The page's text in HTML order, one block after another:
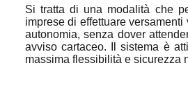
Si tratta di una modalità che
imprese di effettuare
autonomia, senza dover
avviso cartaceo. Il sistema è
massima flessibilità e sicurezza